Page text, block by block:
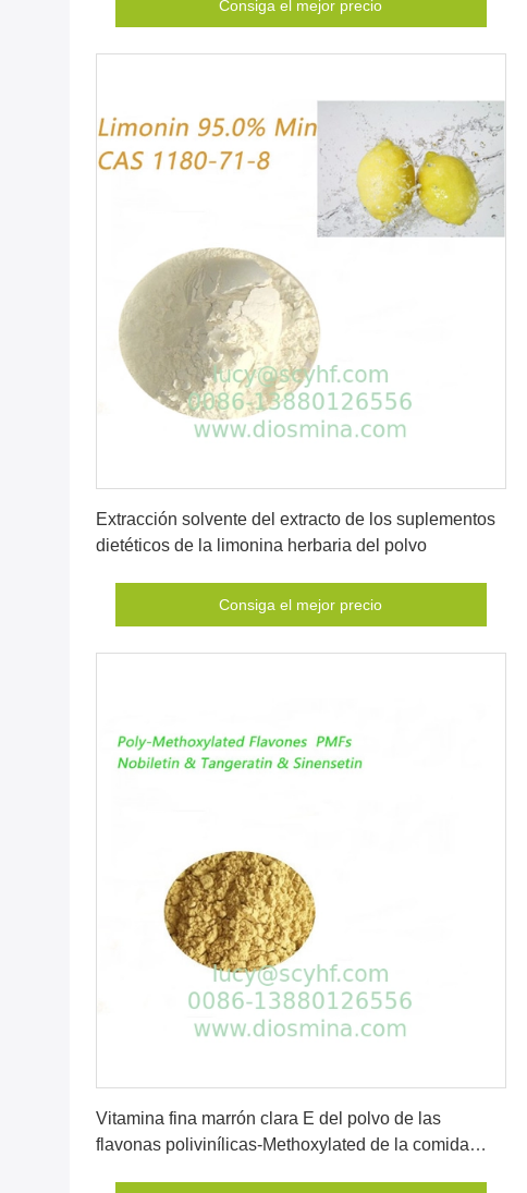
Consiga el mejor precio
Extracción solvente del extracto de los suplementos
dietéticos de la limonina herbaria del polvo
Consiga el mejor precio
Vitamina fina marrón clara E del polvo de las
flavonas polivinílicas-Methoxylated de la comida